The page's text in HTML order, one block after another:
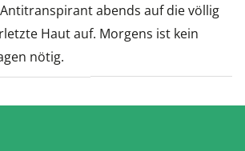
abends auf die völlig
Haut auf. Morgens ist kein
nötig.